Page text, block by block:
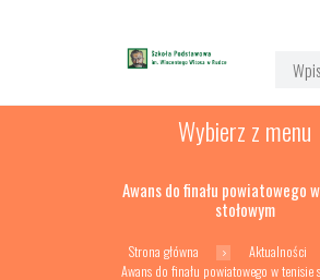
Wybierz z menu
Awans do finału powiatowego
stołowym
Strona główna
Aktualności
Awans do finału powiatowego w tenisie